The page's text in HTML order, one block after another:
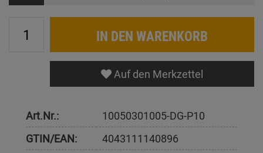
IN DEN WARENKORB
Auf den Merkzettel
Art.Nr.:
10050301005-DG-P10
GTIN/EAN:
4043111140896